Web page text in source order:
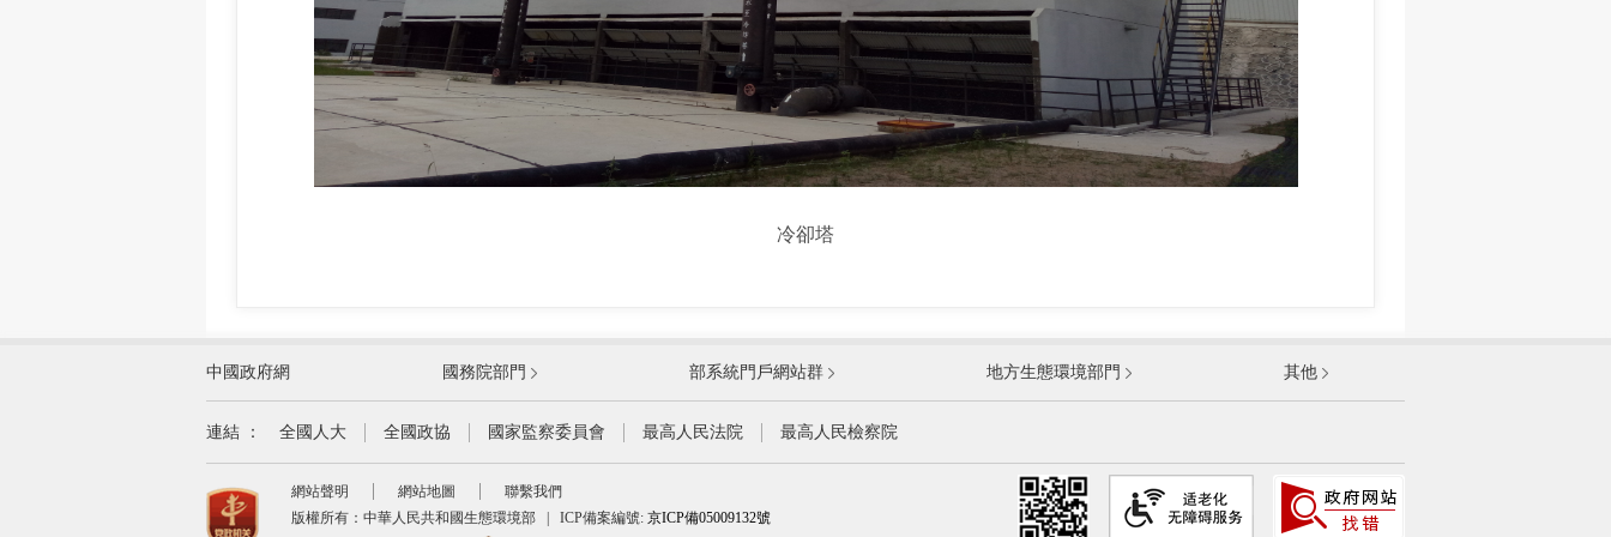
冷卻塔
外交部 國防部
國家發展和改革委員會
國家民族事務委員會
公安部
司法部
財政部
人力資源和社會保障部
自然資源部
住房和城鄉建設部
交通運輸部
水利部 農業農村部
中國政府網 國務院部門 部系統門戶網站群 地方生態環境部門 其他
連結 ： 全國人大 全國政協 國家監察委員會 最高人民法院 最高人民檢察院
網站聲明 網站地圖
聯繫我們
版權所有：中華人民共和國生態環境部
ICP備案編號: 京ICP備05009132號